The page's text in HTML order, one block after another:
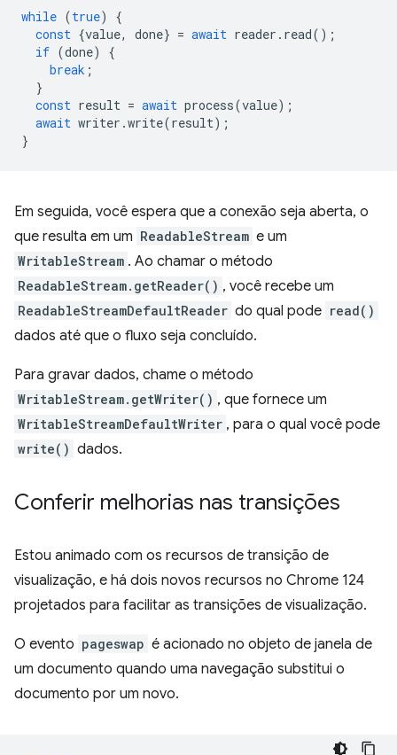
while (true)
{
const {value, done} = await reader . read();
if (done)
{
break ;
}
const result = await process(value);
await writer .write(result);
}
Em seguida, você espera que a conexão seja aberta, o
que resulta em um ReadableStream e um
WritableStream . Ao chamar o método
ReadableStream.getReader() , você recebe um
ReadableStreamDefaultReader do qual pode read()
dados até que o fluxo seja concluído.
Para gravar dados, chame o método
WritableStream.getWriter() , que fornece um
WritableStreamDefaultWriter , para o qual você pode
write() dados.
Conferir melhorias nas transições
Estou animado com os recursos de transição de
visualização, e há dois novos recursos no Chrome 124
projetados para facilitar as transições de visualização.
O evento pageswap é acionado no objeto de janela de
um documento quando uma navegação substitui o
documento por um novo.